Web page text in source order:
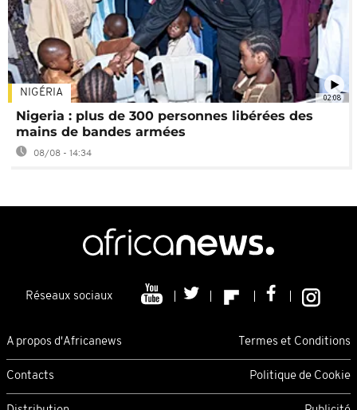
02:08
NIGÉRIA
Nigeria : plus de 300 personnes libérées des
mains de bandes armées
08/08 - 14:34
Réseaux sociaux
A propos d'Africanews Termes et Conditions
Contacts Politique de Cookie